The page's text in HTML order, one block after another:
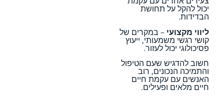
יכול להקל על תחושת
הבדידות.
ליווי מקצועי – במקרים של
קושי רגשי משמעותי, ייעוץ
פסיכולוגי יכול לעזור.
חשוב להדגיש שעם הטיפול
והתמיכה הנכונים, רוב
האנשים עם עקמת חיים
חיים מלאים ופעילים.